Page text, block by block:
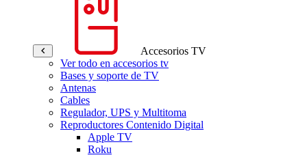
Accesorios TV
Ver todo en accesorios tv
Bases y soporte de TV
Antenas
Cables
Regulador, UPS y Multitoma
Reproductores Contenido Digital
Apple TV
Roku